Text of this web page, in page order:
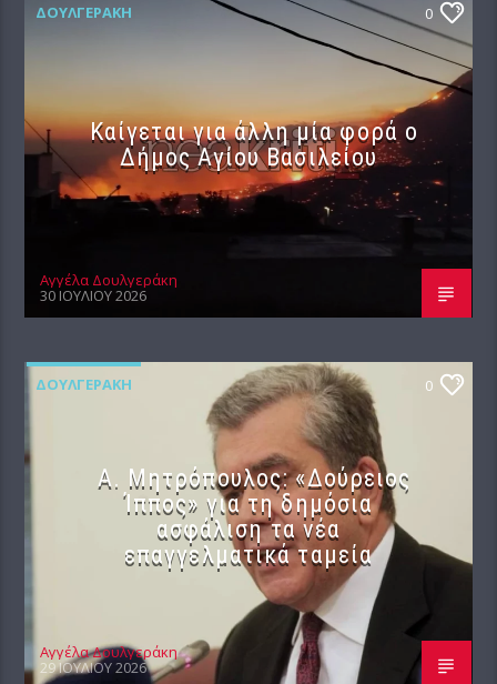
ΔΟΥΛΓΕΡΆΚΗ 0
Καίγεται για άλλη μία φορά ο
Δήμος Αγίου Βασιλείου
Αγγέλα Δουλγεράκη
30 ΙΟΥΛΊΟΥ 2026
ΔΟΥΛΓΕΡΆΚΗ 0
Α. Μητρόπουλος: «Δούρειος
Ίππος» για τη δημόσια
ασφάλιση τα νέα
επαγγελματικά ταμεία
Αγγέλα Δουλγεράκη
29 ΙΟΥΛΊΟΥ 2026